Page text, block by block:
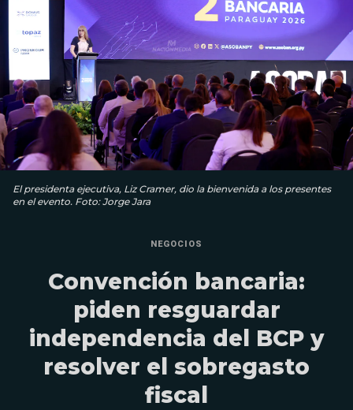
El presidenta ejecutiva, Liz Cramer, dio la bienvenida a los presentes
en el evento. Foto: Jorge Jara
NEGOCIOS
Convención bancaria:
piden resguardar
independencia del BCP y
resolver el sobregasto
fiscal